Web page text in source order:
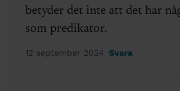
betyder det inte att det har
som predikator.
12 september 2024 Svara